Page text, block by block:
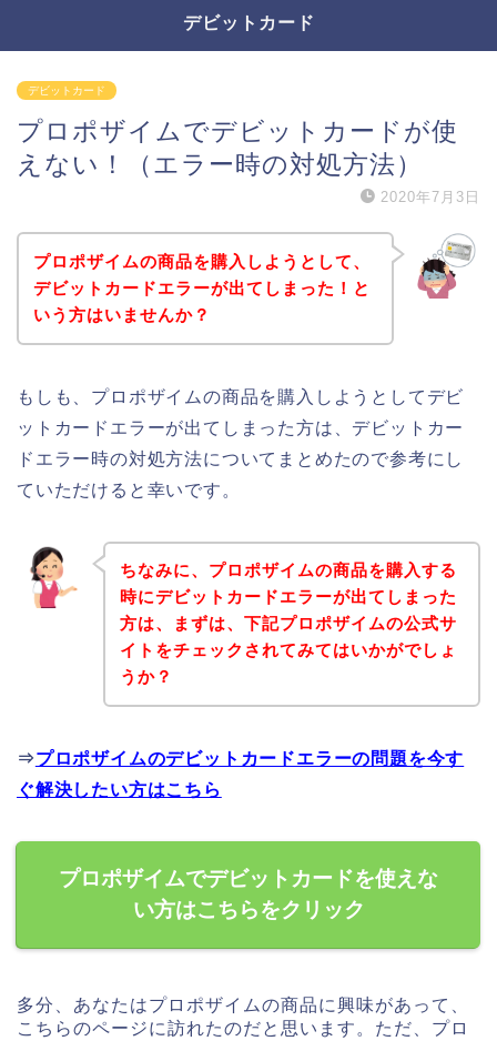
デビットカード
デビットカード
プロポザイムでデビットカードが使
えない！（エラー時の対処方法）
2020年7月3日
プロポザイムの商品を購入しようとして、
デビットカードエラーが出てしまった！と
いう方はいませんか？
もしも、プロポザイムの商品を購入しようとしてデビ
ットカードエラーが出てしまった方は、デビットカー
ドエラー時の対処方法についてまとめたので参考にし
ていただけると幸いです。
ちなみに、プロポザイムの商品を購入する
時にデビットカードエラーが出てしまった
方は、まずは、下記プロポザイムの公式サ
イトをチェックされてみてはいかがでしょ
うか？
⇒プロポザイムのデビットカードエラーの問題を今す
ぐ解決したい方はこちら
プロポザイムでデビットカードを使えな
い方はこちらをクリック
多分、あなたはプロポザイムの商品に興味があって、
こちらのページに訪れたのだと思います。ただ、プロ